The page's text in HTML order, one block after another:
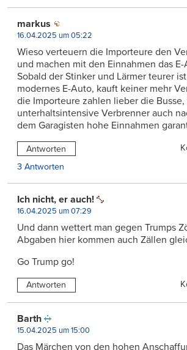
markus
16.04.2025 um 05:22
Wieso verteuern die Importeure den
und machen mit den Einnahmen das
Sobald der Stinker und Lärmer teurer
modernes E-Auto, kauft keiner mehr
die Importeure zahlen lieber die
unterhaltsintensive Verbrenner auch
dem Garagisten hohe Einnahmen
Antworten
3 Antworten
Ich nicht, er auch!
16.04.2025 um 07:29
Und dann wettert man gegen Trumps
Abgaben hier kommen auch Zällen
Go Trump go!
Antworten
Barth
15.04.2025 um 15:00
Das Märchen von den hohen